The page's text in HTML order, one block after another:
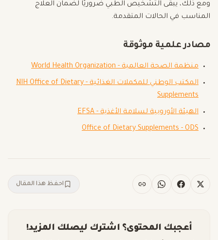
ومع ذلك، يبقى التشخيص الطبي ضروريًا لضمان العلاج
المناسب في الحالات المتقدمة.
مصادر علمية موثوقة
منظمة الصحة العالمية - World Health Organization
المكتب الوطني للمكملات الغذائية - NIH Office of Dietary
Supplements
الهيئة الأوروبية لسلامة الأغذية - EFSA
Office of Dietary Supplements - ODS
احفظ هذا المقال
أعجبك المحتوى؟ اشترك ليصلك المزيد!